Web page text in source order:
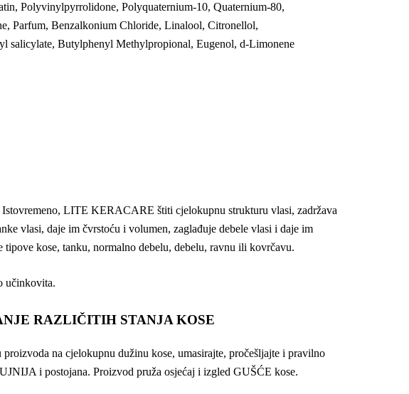
Polyvinylpyrrolidone, Polyquaternium-10, Quaternium-80,
Parfum, Benzalkonium Chloride, Linalool, Citronellol,
salicylate, Butylphenyl Methylpropional, Eugenol, d-Limonene
LITE KERACARE štiti cjelokupnu strukturu vlasi, zadržava
vlasi, daje im čvrstoću i volumen, zaglađuje debele vlasi i daje im
kose, tanku, normalno debelu, debelu, ravnu ili kovrčavu.
učinkovita.
RAZLIČITIH STANJA KOSE
na cjelokupnu dužinu kose, umasirajte, pročešljajte i pravilno
i postojana. Proizvod pruža osjećaj i izgled GUŠĆE kose.